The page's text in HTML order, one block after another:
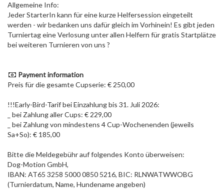
Allgemeine Info:
Jeder StarterIn kann für eine kurze Helfersession eingeteilt
werden - wir bedanken uns dafür gleich im Vorhinein! Es gibt jeden
Turniertag eine Verlosung unter allen Helfern für gratis Startplätze
bei weiteren Turnieren von uns ?
Payment information
Preis für die gesamte Cupserie: € 250,00
!!!Early-Bird-Tarif bei Einzahlung bis 31. Juli 2026:
_ bei Zahlung aller Cups: € 229,00
_ bei Zahlung von mindestens 4 Cup-Wochenenden (jeweils
Sa+So): € 185,00
Bitte die Meldegebühr auf folgendes Konto überweisen:
Dog-Motion GmbH,
IBAN: AT65 3258 5000 0850 5216, BIC: RLNWATWWOBG
(Turnierdatum, Name, Hundename angeben)